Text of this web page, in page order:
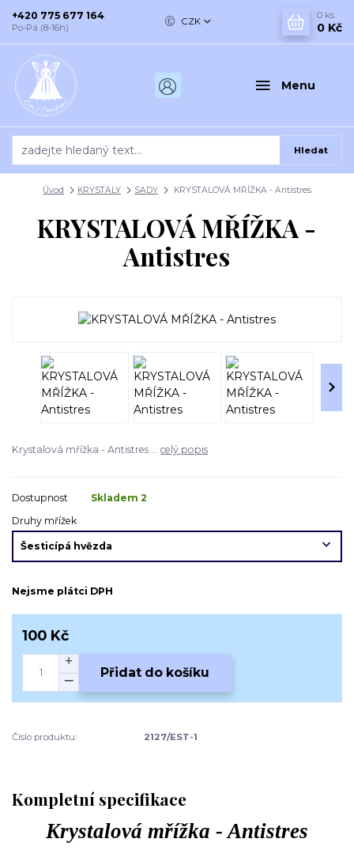
Menu
CZK
Hledat
+420 775 677 164
Po-Pá (8-16h)
0 ks
0 Kč
Úvod KRYSTALY SADY KRYSTALOVÁ MŘÍŽKA - Antistres
KRYSTALOVÁ MŘÍŽKA -
Antistres
Krystalová mřížka - Antistres ... celý popis
Dostupnost
Skladem 2
Druhy mřížek
Nejsme plátci DPH
100 Kč
Přidat do košíku
Číslo produktu: 2127/EST-1
Kompletní specifikace
Krystalová mřížka - Antistres